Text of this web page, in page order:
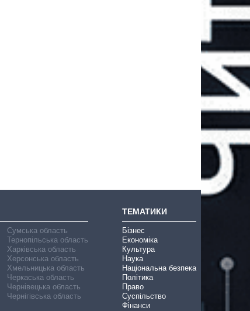
Сумська область
Тернопільська область
Харківська область
Херсонська область
Хмельницька область
Черкаська область
Чернівецька область
Чернігівська область
ТЕМАТИКИ
Бізнес
Економіка
Культура
Наука
Національна безпека
Політика
Право
Суспільство
Фінанси